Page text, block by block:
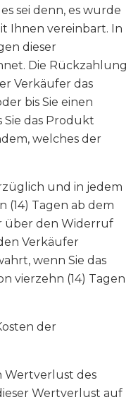
sei denn, es wurde
Ihnen vereinbart. In
dieser
Die Rückzahlung
Verkäufer das
bis Sie einen
Sie das Produkt
welches der
und in jedem
(14) Tagen ab dem
über den Widerruf
Verkäufer
wenn Sie das
vierzehn (14) Tagen
der
Wertverlust des
Wertverlust auf